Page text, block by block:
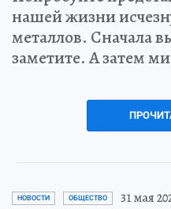
нашей жизни
металлов. Сначала
заметите. А затем
НОВОСТИ ОБЩЕСТВО 31 мая